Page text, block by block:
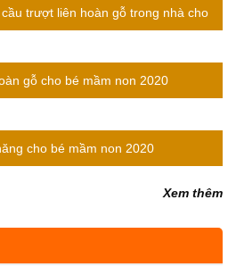
trượt liên hoàn gỗ trong nhà cho
gỗ cho bé mầm non 2020
cho bé mầm non 2020
Xem thêm